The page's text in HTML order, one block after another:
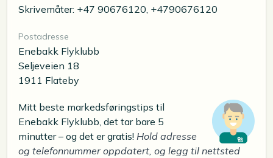
Skrivemåter: +47 90676120, +4790676120
Postadresse
Enebakk Flyklubb
Seljeveien 18
1911 Flateby
Mitt beste markedsføringstips til
Enebakk Flyklubb, det tar bare 5
minutter – og det er gratis! Hold adresse
og telefonnummer oppdatert, og legg til nettsted